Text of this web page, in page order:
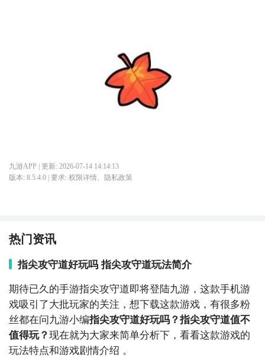
九游APP | 更新: 2026-07-14 14:14:13
版本: 8.5.4.0| 要求: 权限详情、 隐私政策
热门资讯
指尖攻守道好玩吗 指尖攻守道玩法简介
期待已久的手游指尖攻守道即将登陆九游，这款手机游
戏吸引了大批玩家的关注，想下载这款游戏，有很多粉
丝都在问九游小编指尖攻守道好玩吗？指尖攻守道值不
值得玩？现在就为大家来简单分析下，看看这款游戏的
玩法特点和游戏剧情介绍 。